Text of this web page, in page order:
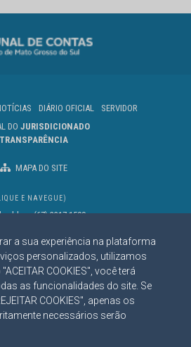
a sua experiência na plataforma
personalizados, utilizamos
COOKIES", você terá
as funcionalidades do site. Se
COOKIES", apenas os
necessários serão
DIÁRIO OFICIAL
SERVIDOR
DO JURISDICIONADO
TRANSPARÊNCIA
MAPA DO SITE
E NAVEGUE)
bloco(67) 3317-1500
SOCIAIS